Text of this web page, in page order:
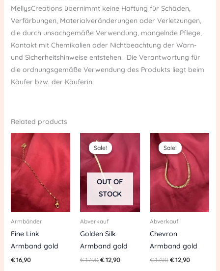
MellysCreations übernimmt keine Haftung für Schäden,
Verfärbungen, Materialveränderungen oder Verletzungen,
die durch unsachgemäße Verwendung, mangelnde Pflege,
Kontakt mit Chemikalien oder Nichtbeachtung der Warn-
und Sicherheitshinweise entstehen. Die Verantwortung für
die ordnungsgemäße Verwendung des Produkts liegt beim
Käufer bzw. der Käuferin.
Related products
Armbänder
Fine Link
Armband gold
€16,90
Sale!
OUT OF
STOCK
Sale!
Abverkauf
Golden Silk
Armband gold
€17,90
Original
price
was:
€ 17,90.
€12,90
Sale!
Sale!
Abverkauf
Chevron
Armband gold
€17,90
Original
price
was:
€ 17,90.
€12,90
Current
price
is:
€ 12,90.